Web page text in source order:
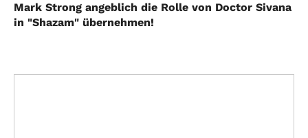
Mark Strong angeblich die Rolle von Doctor Sivana
in "Shazam" übernehmen!